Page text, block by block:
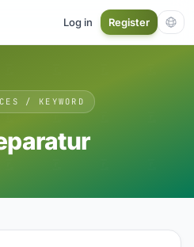
Log in Register
/ KEYWORD